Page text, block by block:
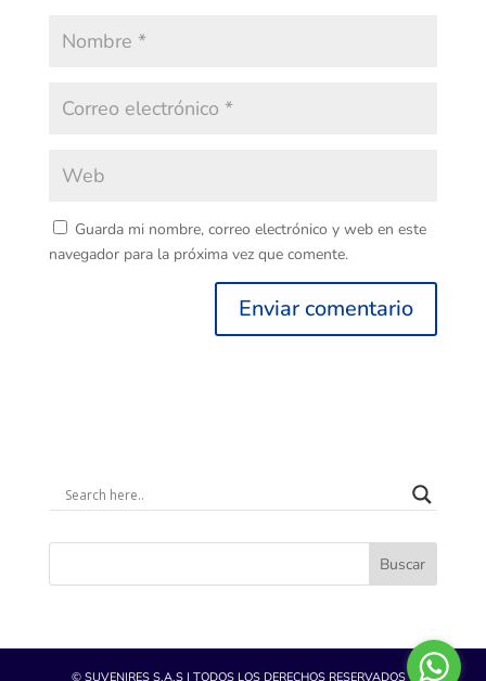
Guarda mi nombre, correo electrónico y web en este
navegador para la próxima vez que comente.
Buscar
© SUVENIRES S.A.S | TODOS LOS DERECHOS RESERVADOS -